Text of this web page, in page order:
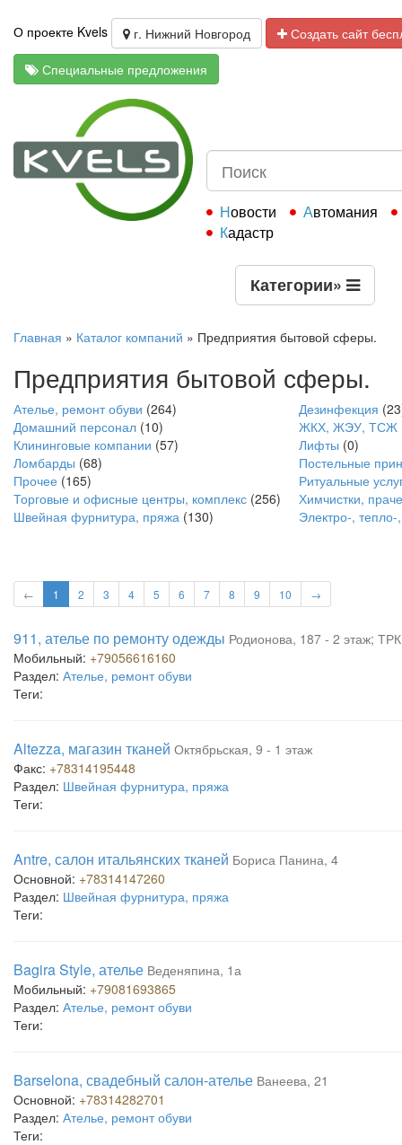
О проекте Kvels г. Нижний Новгород
Создать сайт
Специальные предложения
Новости
Автомания
Кадастр
Категории»
Главная » Каталог компаний » Предприятия бытовой сферы.
Предприятия бытовой сферы.
Ателье, ремонт обуви (264) Дезинфекция
Домашний персонал (10) ЖКХ, ЖЭУ, ТСЖ
Клининговые компании (57) Лифты (0)
Ломбарды (68)
Постельные
Прочее (165)
Ритуальные
Торговые и офисные центры, комплекс (256)
Химчистки,
Швейная фурнитура, пряжа (130) Электро-,
← 1 2 3 4 5 6 7 8 9 10 →
911, ателье по ремонту одежды Родионова, 187 - 2 этаж;
Мобильный: +79056616160
Раздел: Ателье, ремонт обуви
Теги:
Altezza, магазин тканей Октябрьская, 9 - 1 этаж
Факс: +78314195448
Раздел: Швейная фурнитура, пряжа
Теги:
Antre, салон итальянских тканей Бориса Панина, 4
Основной: +78314147260
Раздел: Швейная фурнитура, пряжа
Теги:
Bagira Style, ателье Веденяпина, 1а
Мобильный: +79081693865
Раздел: Ателье, ремонт обуви
Теги:
Barselona, свадебный салон-ателье Ванеева, 21
Основной: +78314282701
Раздел: Ателье, ремонт обуви
Теги: